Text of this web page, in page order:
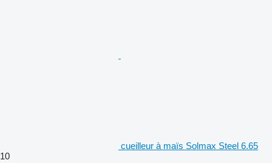
cueilleur à maïs Solmax Steel 6.65
10